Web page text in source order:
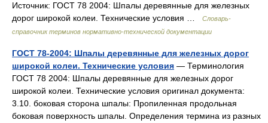
Источник: ГОСТ 78 2004: Шпалы деревянные для железных
дорог широкой колеи. Технические условия …
Словарь-
справочник терминов нормативно-технической документации
ГОСТ 78-2004: Шпалы деревянные для железных дорог
широкой колеи. Технические условия — Терминология
ГОСТ 78 2004: Шпалы деревянные для железных дорог
широкой колеи. Технические условия оригинал документа:
3.10. боковая сторона шпалы: Пропиленная продольная
боковая поверхность шпалы. Определения термина из разных